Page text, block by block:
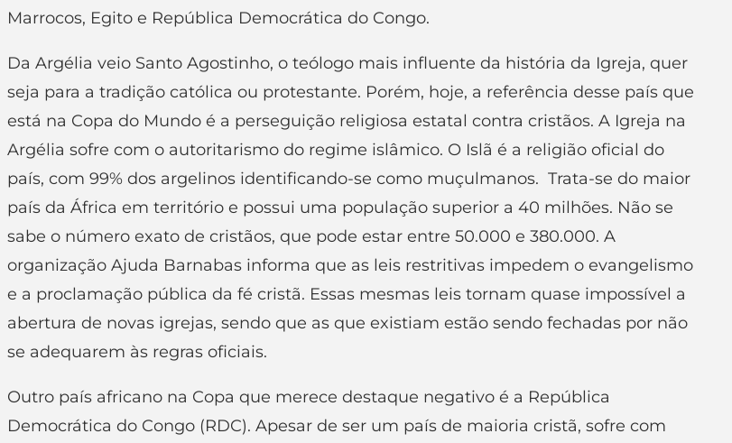
Marrocos, Egito e República Democrática do Congo.
Da Argélia veio Santo Agostinho, o teólogo mais influente da história da Igreja, quer
seja para a tradição católica ou protestante. Porém, hoje, a referência desse país que
está na Copa do Mundo é a perseguição religiosa estatal contra cristãos. A Igreja na
Argélia sofre com o autoritarismo do regime islâmico. O Islã é a religião oficial do
país, com 99% dos argelinos identificando-se como muçulmanos. Trata-se do maior
país da África em território e possui uma população superior a 40 milhões. Não se
sabe o número exato de cristãos, que pode estar entre 50.000 e 380.000. A
organização Ajuda Barnabas informa que as leis restritivas impedem o evangelismo
e a proclamação pública da fé cristã. Essas mesmas leis tornam quase impossível a
abertura de novas igrejas, sendo que as que existiam estão sendo fechadas por não
se adequarem às regras oficiais.
Outro país africano na Copa que merece destaque negativo é a República
Democrática do Congo (RDC). Apesar de ser um país de maioria cristã, sofre com